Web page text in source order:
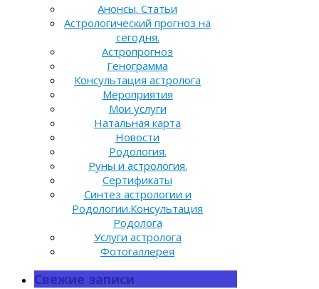
Анонсы. Статьи
Астрологический прогноз на
сегодня.
Астропрогноз
Генограмма
Консультация астролога
Мероприятия
Мои услуги
Натальная карта
Новости
Родология.
Руны и астрология.
Сертификаты
Синтез астрологии и
Родологии.Консультация
Родолога
Услуги астролога
Фотогаллерея
Свежие записи